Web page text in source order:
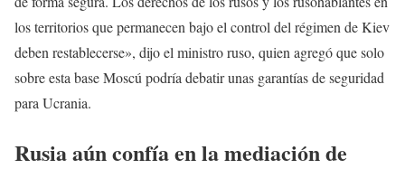
los territorios que permanecen bajo el control del régimen de Kiev
deben restablecerse», dijo el ministro ruso, quien agregó que solo
sobre esta base Moscú podría debatir unas garantías de seguridad
para Ucrania.
Rusia aún confía en la mediación de